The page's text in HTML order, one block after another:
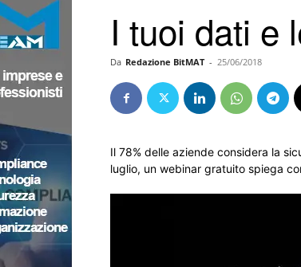
I tuoi dati e
Da Redazione BitMAT - 25/06/2018
Il 78% delle aziende considera la
luglio, un webinar gratuito spiega